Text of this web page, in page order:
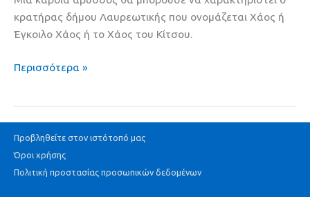
κρατήρας δήμου Λαυρεωτικής που ονομάζεται Χάος ή
Έγκοιλο Χάος ή το Χάος του Κίτσου.
για
το
Σαββατοκύριακο
Περισσότερα »
Προβληθείτε στον ιστότοπό μας
Όροι χρήσης
Πολιτική προστασίας προσωπικών δεδομένων